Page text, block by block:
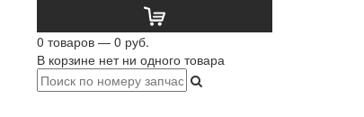
0 товаров — 0 руб.
В корзине нет ни одного товара